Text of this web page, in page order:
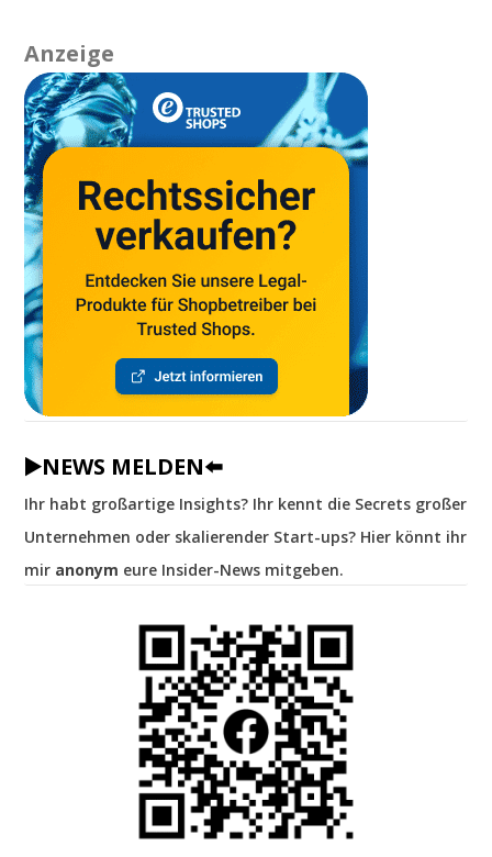
Anzeige
▶️NEWS MELDEN⬅️
Ihr habt großartige Insights? Ihr kennt die Secrets großer
Unternehmen oder skalierender Start-ups? Hier könnt ihr
mir anonym eure Insider-News mitgeben.